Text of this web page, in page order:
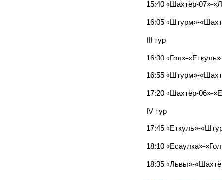
15:40 «Шахтёр-07»-
16:05 «Штурм»-
III тур
16:30 «Гол»-«Еткуль»
16:55 «Штурм»-
17:20 «Шахтёр-06»-
IV тур
17:45 «Еткуль»-
18:10 «Есаулка»-
18:35 «Львы»-